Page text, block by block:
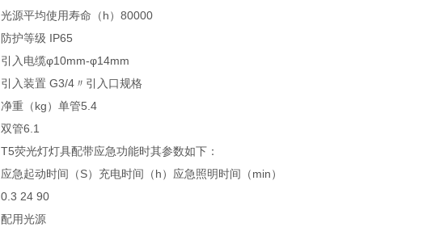
光源平均使用寿命（h）80000
防护等级 IP65
引入电缆φ10mm-φ14mm
引入装置 G3/4〃引入口规格
净重（kg）单管5.4
双管6.1
T5荧光灯灯具配带应急功能时其参数如下：
应急起动时间（S）充电时间（h）应急照明时间（min）
0.3 24 90
配用光源